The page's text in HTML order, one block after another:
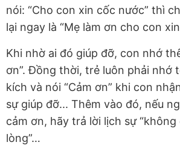
nói: “Cho con xin cốc nước” thì
lại ngay là “Mẹ làm ơn cho con
Khi nhờ ai đó giúp đỡ, con nhớ
ơn”. Đồng thời, trẻ luôn phải nhớ
kích và nói “Cảm ơn” khi con
sự giúp đỡ... Thêm vào đó, nếu
cảm ơn, hãy trả lời lịch sự “không
lòng”…